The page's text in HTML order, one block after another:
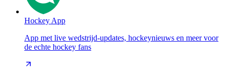
Hockey App
App met live wedstrijd-updates, hockeynieuws en meer voor
de echte hockey fans